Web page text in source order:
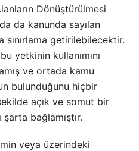
Dönüştürülmesi
da kanunda sayılan
sınırlama getirilebilecektir.
yetkinin kullanımını
ve ortada kamu
bulunduğunu hiçbir
açık ve somut bir
bağlamıştır.
veya üzerindeki